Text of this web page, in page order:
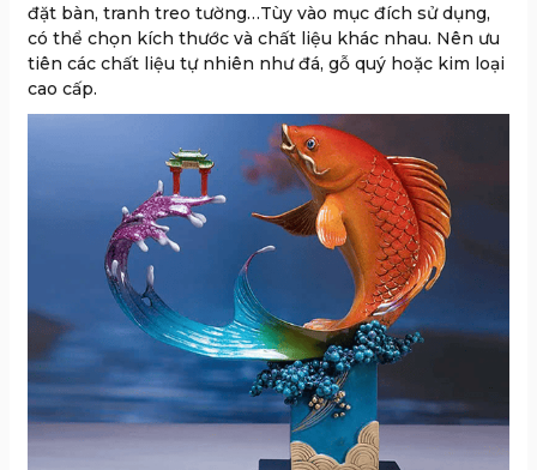
đặt bàn, tranh treo tường…Tùy vào mục đích sử dụng,
có thể chọn kích thước và chất liệu khác nhau. Nên ưu
tiên các chất liệu tự nhiên như đá, gỗ quý hoặc kim loại
cao cấp.